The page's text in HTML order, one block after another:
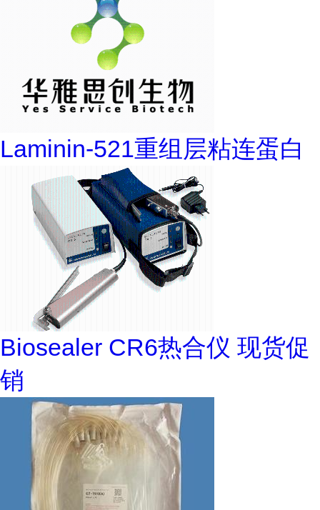
Laminin-521重组层粘连蛋白
Biosealer CR6热合仪 现货促
销